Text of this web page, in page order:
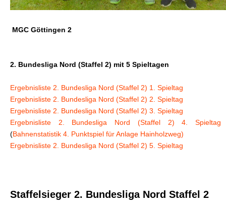
MGC Göttingen 2
2. Bundesliga Nord (Staffel 2) mit 5 Spieltagen
Ergebnisliste 2. Bundesliga Nord (Staffel 2) 1. Spieltag
Ergebnisliste 2. Bundesliga Nord (Staffel 2) 2. Spieltag
Ergebnisliste 2. Bundesliga Nord (Staffel 2) 3. Spieltag
Ergebnisliste 2. Bundesliga Nord (Staffel 2) 4. Spieltag
(Bahnenstatistik 4. Punktspiel für Anlage Hainholzweg)
Ergebnisliste 2. Bundesliga Nord (Staffel 2) 5. Spieltag
Staffelsieger 2. Bundesliga Nord Staffel 2